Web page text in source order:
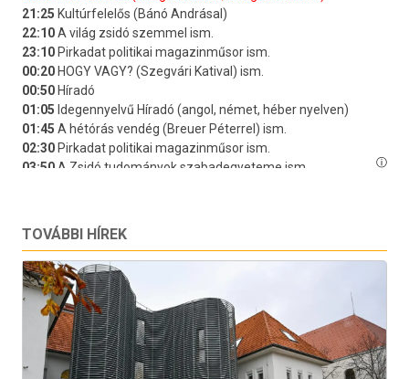
TOVÁBBI HÍREK